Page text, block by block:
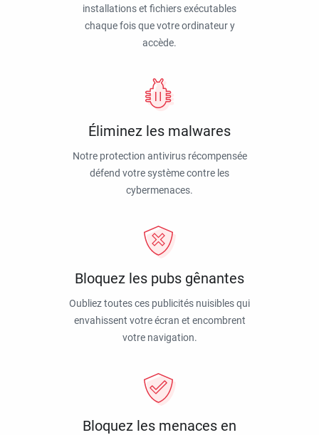
installations et fichiers exécutables
chaque fois que votre ordinateur y
accède.
Éliminez les malwares
Notre protection antivirus récompensée
défend votre système contre les
cybermenaces.
Bloquez les pubs gênantes
Oubliez toutes ces publicités nuisibles qui
envahissent votre écran et encombrent
votre navigation.
Bloquez les menaces en